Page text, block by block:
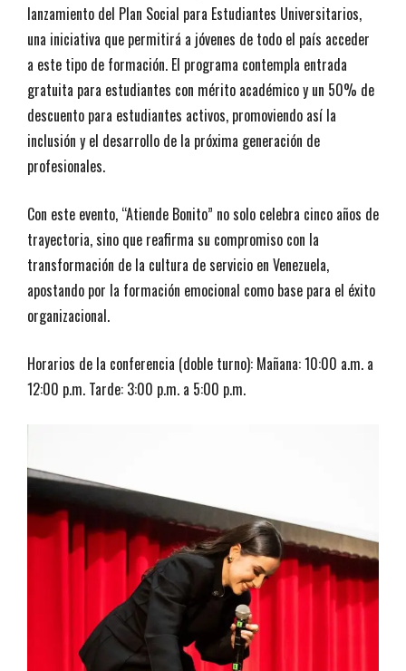
lanzamiento del Plan Social para Estudiantes Universitarios,
una iniciativa que permitirá a jóvenes de todo el país acceder
a este tipo de formación. El programa contempla entrada
gratuita para estudiantes con mérito académico y un 50% de
descuento para estudiantes activos, promoviendo así la
inclusión y el desarrollo de la próxima generación de
profesionales.
Con este evento, “Atiende Bonito” no solo celebra cinco años de
trayectoria, sino que reafirma su compromiso con la
transformación de la cultura de servicio en Venezuela,
apostando por la formación emocional como base para el éxito
organizacional.
Horarios de la conferencia (doble turno): Mañana: 10:00 a.m. a
12:00 p.m. Tarde: 3:00 p.m. a 5:00 p.m.